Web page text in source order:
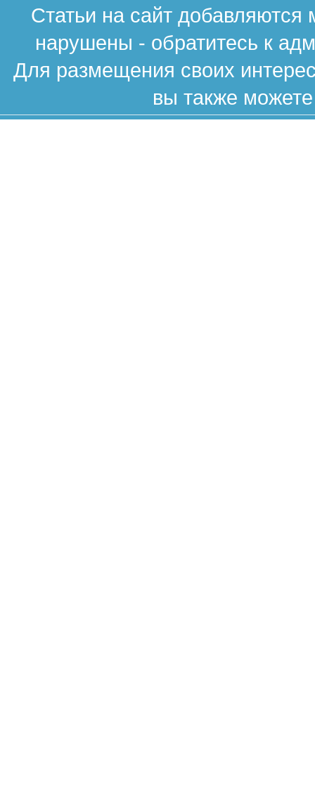
Статьи на сайт
нарушены - обратитесь к
Для размещения своих
вы также